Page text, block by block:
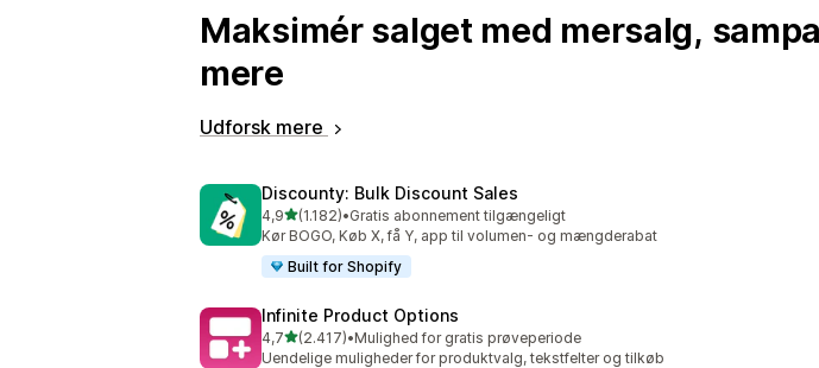
Maksimér salget med mersalg,
mere
Udforsk mere
Discounty: Bulk Discount Sales
4,9ud af 5 stjerner
(1.182)
1182 anmeldelser i alt
•Gratis abonnement tilgængeligt
Kør BOGO, Køb X, få Y, app til volumen- og mængderabat
Built for Shopify
Infinite Product Options
4,7ud af 5 stjerner
(2.417)
2417 anmeldelser i alt
•Mulighed for gratis prøveperiode
Uendelige muligheder for produktvalg, tekstfelter og tilkøb